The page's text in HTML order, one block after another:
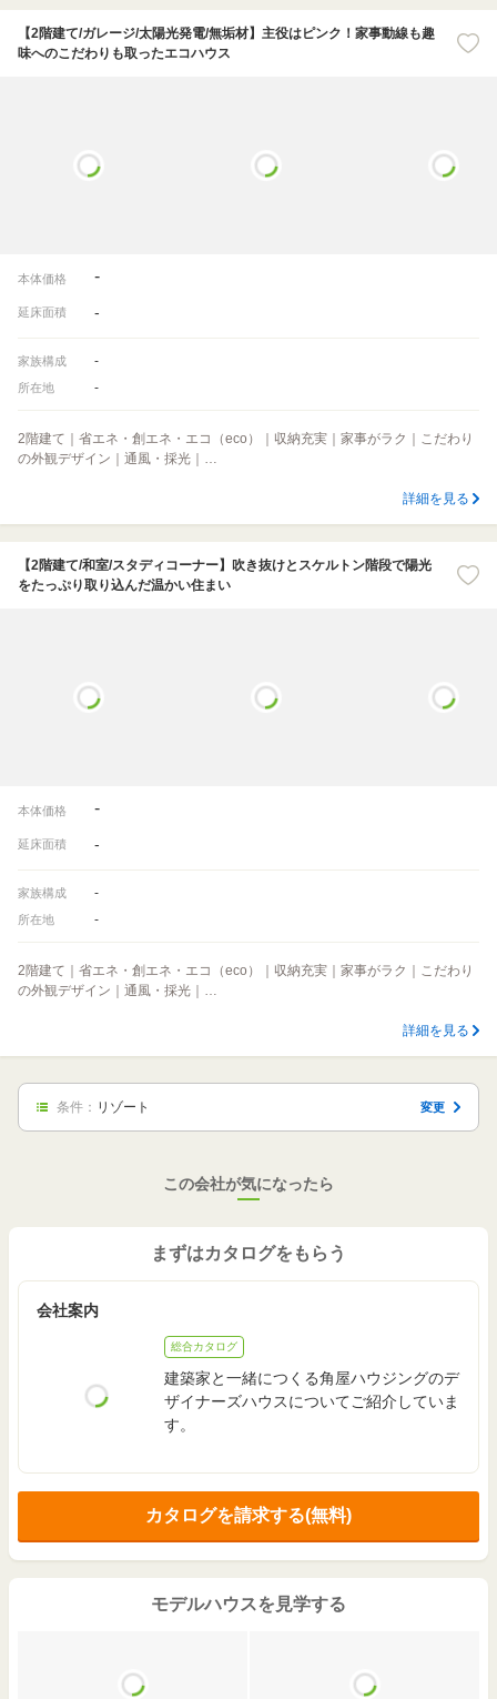
【2階建て/ガレージ/太陽光発電/無垢材】主役はピンク！家事動線も趣
味へのこだわりも取ったエコハウス
本体価格 -
延床面積 -
家族構成 -
所在地 -
2階建て｜省エネ・創エネ・エコ（eco）｜収納充実｜家事がラク｜こだわり
の外観デザイン｜通風・採光｜…
詳細を見る
【2階建て/和室/スタディコーナー】吹き抜けとスケルトン階段で陽光
をたっぷり取り込んだ温かい住まい
本体価格 -
延床面積 -
家族構成 -
所在地 -
2階建て｜省エネ・創エネ・エコ（eco）｜収納充実｜家事がラク｜こだわり
の外観デザイン｜通風・採光｜…
詳細を見る
条件： リゾート 変更
この会社が気になったら
まずはカタログをもらう
会社案内
総合カタログ
建築家と一緒につくる角屋ハウジングのデ
ザイナーズハウスについてご紹介していま
す。
カタログを請求する(無料)
モデルハウスを見学する